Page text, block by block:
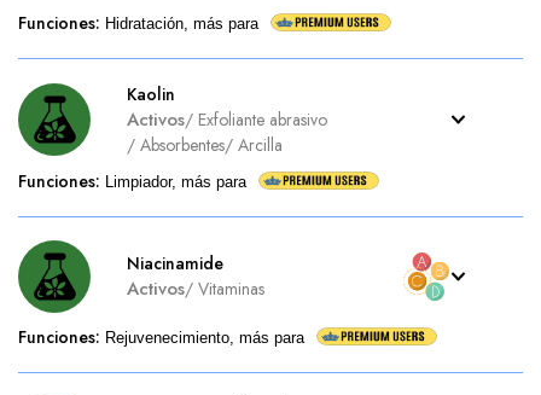
Funciones: Hidratación, más para
Kaolin
Activos/ Exfoliante abrasivo
/ Absorbentes/ Arcilla
Funciones: Limpiador, más para
Niacinamide
Activos/ Vitaminas
Funciones: Rejuvenecimiento, más para